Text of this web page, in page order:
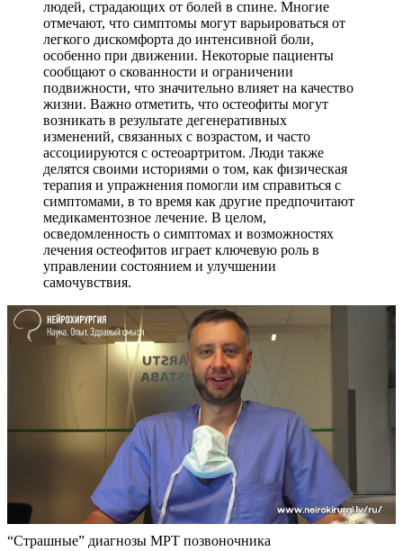
людей, страдающих от болей в спине. Многие
отмечают, что симптомы могут варьироваться от
легкого дискомфорта до интенсивной боли,
особенно при движении. Некоторые пациенты
сообщают о скованности и ограничении
подвижности, что значительно влияет на качество
жизни. Важно отметить, что остеофиты могут
возникать в результате дегенеративных
изменений, связанных с возрастом, и часто
ассоциируются с остеоартритом. Люди также
делятся своими историями о том, как физическая
терапия и упражнения помогли им справиться с
симптомами, в то время как другие предпочитают
медикаментозное лечение. В целом,
осведомленность о симптомах и возможностях
лечения остеофитов играет ключевую роль в
управлении состоянием и улучшении
самочувствия.
“Страшные” диагнозы МРТ позвоночника